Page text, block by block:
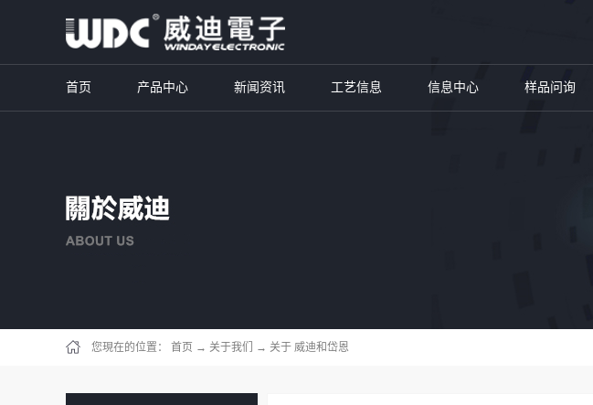
首页 产品中心 新闻资讯 工艺信息 信息中心 样品问询
您現在的位置： 首页 → 关于我们 → 关于 威迪和岱恩